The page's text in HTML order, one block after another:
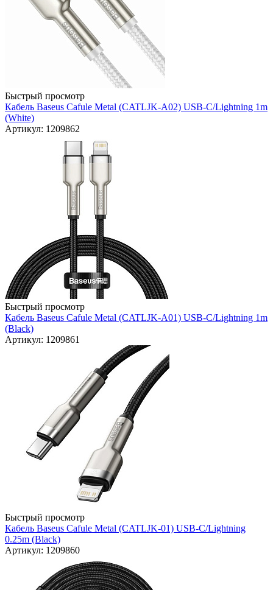
Быстрый просмотр
Кабель Baseus Cafule Metal (CATLJK-A02) USB-C/Lightning 1m
(White)
Артикул: 1209862
Быстрый просмотр
Кабель Baseus Cafule Metal (CATLJK-A01) USB-C/Lightning 1m
(Black)
Артикул: 1209861
Быстрый просмотр
Кабель Baseus Cafule Metal (CATLJK-01) USB-C/Lightning
0.25m (Black)
Артикул: 1209860